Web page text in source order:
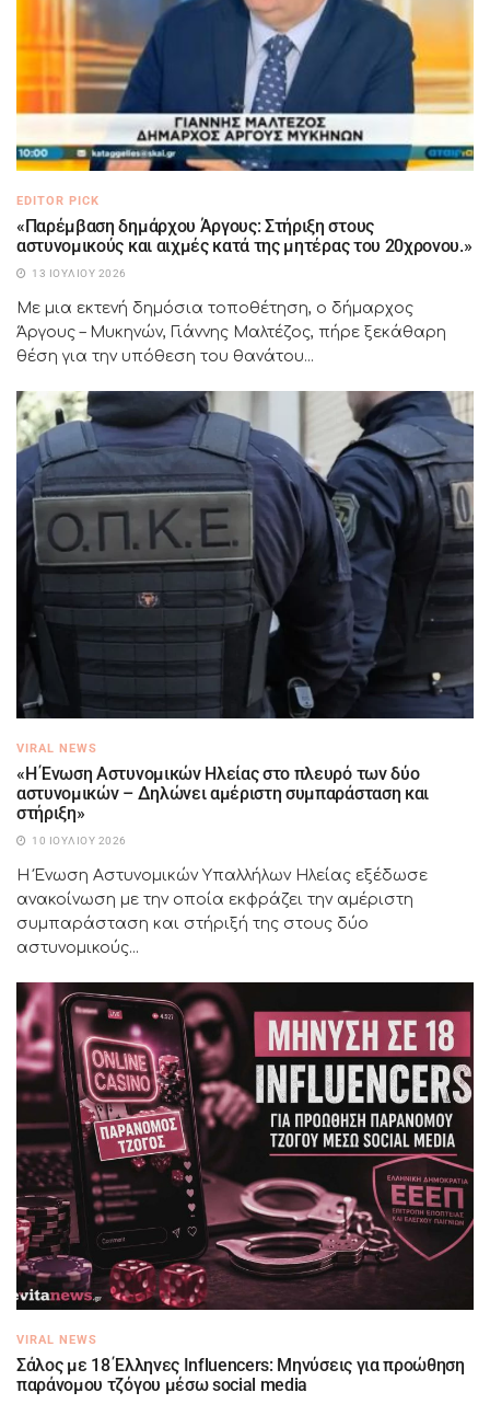
EDITOR PICK
«Παρέμβαση δημάρχου Άργους: Στήριξη στους
αστυνομικούς και αιχμές κατά της μητέρας του 20χρονου.»
13 ΙΟΥΛΊΟΥ 2026
Με μια εκτενή δημόσια τοποθέτηση, ο δήμαρχος
Άργους – Μυκηνών, Γιάννης Μαλτέζος, πήρε ξεκάθαρη
θέση για την υπόθεση του θανάτου...
VIRAL NEWS
«Η Ένωση Αστυνομικών Ηλείας στο πλευρό των δύο
αστυνομικών – Δηλώνει αμέριστη συμπαράσταση και
στήριξη»
10 ΙΟΥΛΊΟΥ 2026
Η Ένωση Αστυνομικών Υπαλλήλων Ηλείας εξέδωσε
ανακοίνωση με την οποία εκφράζει την αμέριστη
συμπαράσταση και στήριξή της στους δύο
αστυνομικούς...
VIRAL NEWS
Σάλος με 18 Έλληνες Influencers: Μηνύσεις για προώθηση
παράνομου τζόγου μέσω social media